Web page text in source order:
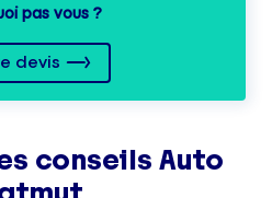
pas vous ?
devis
conseils Auto